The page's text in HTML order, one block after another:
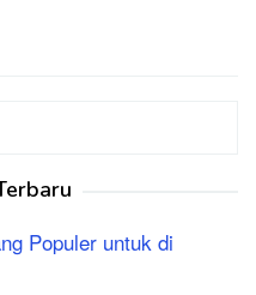
Populer untuk di